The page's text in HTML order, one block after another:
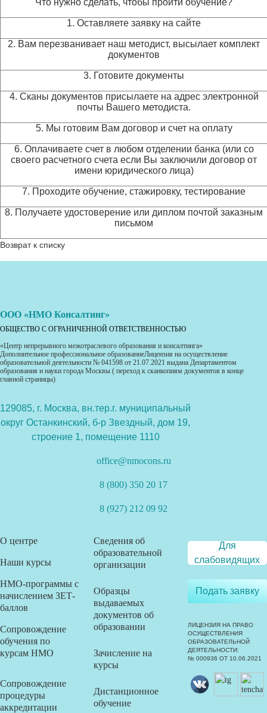
Что нужно сделать, чтобы пройти обучение?
1. Оставляете заявку на сайте
2. Вам перезванивает наш методист, высылает комплект
документов
3. Готовите документы
4. Сканы документов присылаете на адрес электронной
почты Вашего методиста.
5. Мы готовим Вам договор и счет на оплату
6. Оплачиваете счет в любом отделении банка (или со
своего расчетного счета если Вы заключили договор от
имени юридического лица)
7. Проходите обучение, стажировку, тестирование
8. Получаете удостоверение или диплом почтой заказным
письмом
Возврат к списку
ООО «НМО Консалтинг»
ОБЩЕСТВО С ОГРАНИЧЕННОЙ ОТВЕТСТВЕННОСТЬЮ
«Центр непрерывного межотраслевого образования и консалтинга»
Дополнительное профессиональное образованиеЛицензия на осуществление
образовательной деятельности № 041598 от 21.07.2021 выдана Департаментом
образования и науки города Москвы ( переход к сканкопиям документов в конце
главной страницы)
129085, г. Москва, вн.тер.г. муниципальный
округ Останкинский, б-р Звездный, дом 19,
строение 1, помещение 1110
office@nmocons.ru
8 (800) 350 20 17
8 (927) 212 09 92
О центре
Наши курсы
НМО-программы с
начислением ЗЕТ-
баллов
Сопровождение
обучения по
курсам НМО
Сопровождение
процедуры
аккредитации
Сведения об
образовательной
организации
Образцы
выдаваемых
документов об
образовании
Зачисление на
курсы
Дистанционное
обучение
Для
слабовидящих
Подать заявку
ЛИЦЕНЗИЯ НА ПРАВО
ОСУЩЕСТВЛЕНИЯ
ОБРАЗОВАТЕЛЬНОЙ
ДЕЯТЕЛЬНОСТИ:
№ 000936 ОТ 10.06.2021